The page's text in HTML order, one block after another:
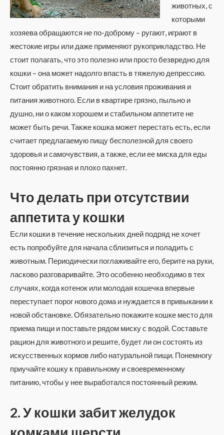
животных, с
которыми
хозяева обращаются не по-доброму – ругают, играют в
жестокие игры или даже применяют рукоприкладство. Не
стоит полагать, что это полезно или просто безвредно для
кошки – она может надолго впасть в тяжелую депрессию.
Стоит обратить внимания и на условия проживания и
питания животного. Если в квартире грязно, пыльно и
душно, ни о каком хорошем и стабильном аппетите не
может быть речи. Также кошка может перестать есть, если
считает предлагаемую пищу бесполезной для своего
здоровья и самочувствия, а также, если ее миска для еды
постоянно грязная и плохо пахнет.
Что делать при отсутствии
аппетита у кошки
Если кошки в течение нескольких дней подряд не хочет
есть попробуйте для начала сблизиться и поладить с
животным. Периодически поглаживайте его, берите на руки,
ласково разговаривайте. Это особенно необходимо в тех
случаях, когда котенок или молодая кошечка впервые
переступает порог нового дома и нуждается в привыкании к
новой обстановке. Обязательно покажите кошке место для
приема пищи и поставьте рядом миску с водой. Составьте
рацион для животного и решите, будет ли он состоять из
искусственных кормов либо натуральной пищи. Понемногу
приучайте кошку к правильному и своевременному
питанию, чтобы у нее выработался постоянный режим.
2. У кошки забит желудок